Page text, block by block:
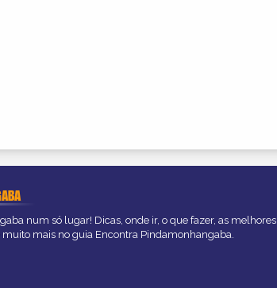
num só lugar! Dicas, onde ir, o que fazer, as melhores
mais no guia Encontra Pindamonhangaba.